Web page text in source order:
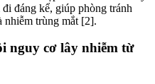
đáng kể, giúp phòng tránh
nhiễm trùng mắt [2].
nguy cơ lây nhiễm từ